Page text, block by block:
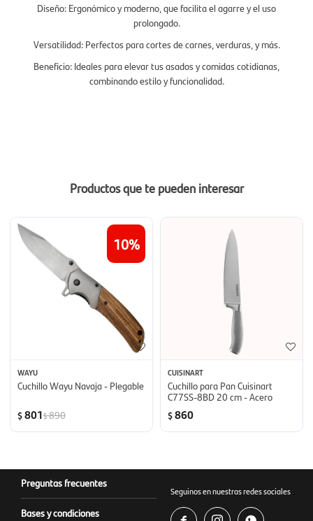
Diseño: Ergonómico y moderno, que facilita el agarre y el uso
prolongado.
Versatilidad: Perfectos para cortes de carnes, verduras, y más.
Beneficio: Ideales para elevar tus asados y comidas cotidianas,
combinando estilo y funcionalidad.
Productos que te pueden interesar
10
WAYU
Cuchillo Wayu Navaja - Plegable
$801$890
CUISINART
Cuchillo para Pan Cuisinart
C77SS-8BD 20 cm - Acero
$860
Preguntas frecuentes
Bases y condiciones
Seguinos en nuestras redes sociales